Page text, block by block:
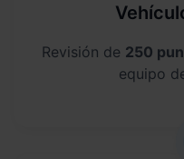
Revisión de 250
equipo